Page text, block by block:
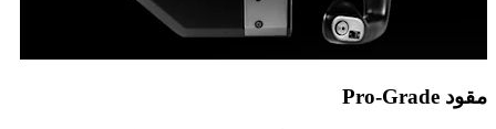
مقود Pro-Grade